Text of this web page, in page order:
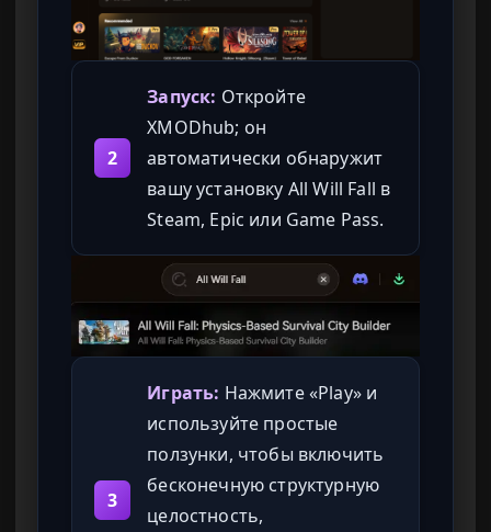
2
Запуск: Откройте
XMODhub; он
автоматически обнаружит
вашу установку All Will Fall в
Steam, Epic или Game Pass.
3
Играть: Нажмите «Play» и
используйте простые
ползунки, чтобы включить
бесконечную структурную
целостность,